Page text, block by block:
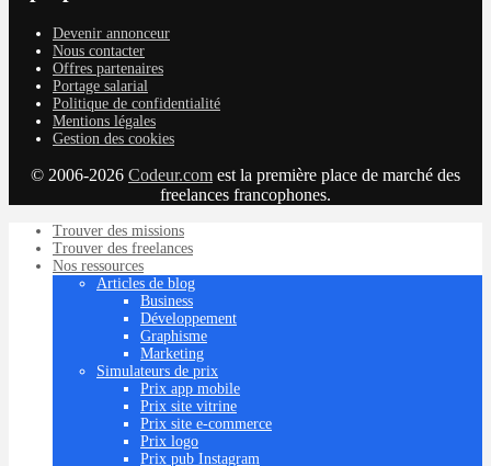
Devenir annonceur
Nous contacter
Offres partenaires
Portage salarial
Politique de confidentialité
Mentions légales
Gestion des cookies
© 2006-2026 Codeur.com est la première place de marché des
freelances francophones.
Trouver des missions
Trouver des freelances
Nos ressources
Articles de blog
Business
Développement
Graphisme
Marketing
Simulateurs de prix
Prix app mobile
Prix site vitrine
Prix site e-commerce
Prix logo
Prix pub Instagram